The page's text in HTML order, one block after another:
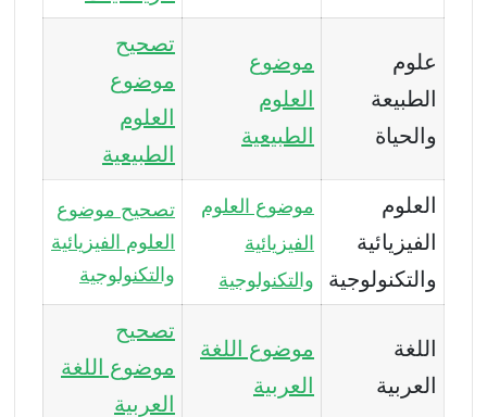
علوم
الطبيعة
والحياة
موضوع
العلوم
الطبيعية
تصحيح
موضوع
العلوم
الطبيعية
العلوم
الفيزيائية
والتكنولوجية
موضوع العلوم
الفيزيائية
والتكنولوجية
تصحيح موضوع
العلوم الفيزيائية
والتكنولوجية
اللغة
العربية
موضوع اللغة
العربية
تصحيح
موضوع اللغة
العربية